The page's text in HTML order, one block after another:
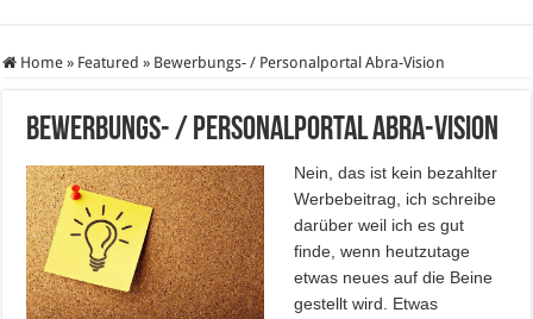
Home » Featured » Bewerbungs- / Personalportal Abra-Vision
Bewerbungs- / Personalportal Abra-Vision
Nein, das ist kein bezahlter
Werbebeitrag, ich schreibe
darüber weil ich es gut
finde, wenn heutzutage
etwas neues auf die Beine
gestellt wird. Etwas